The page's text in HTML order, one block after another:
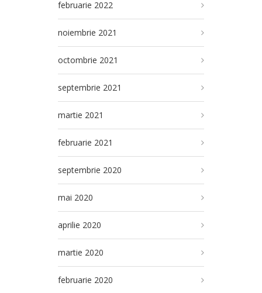
februarie 2022
noiembrie 2021
octombrie 2021
septembrie 2021
martie 2021
februarie 2021
septembrie 2020
mai 2020
aprilie 2020
martie 2020
februarie 2020